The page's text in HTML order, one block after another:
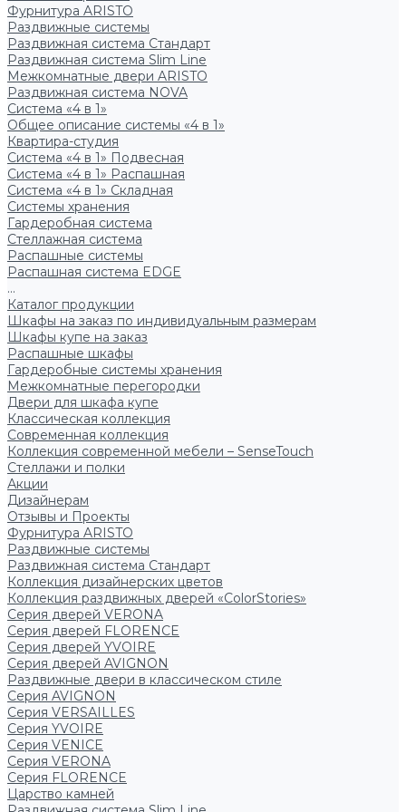
Фурнитура ARISTO
Раздвижные системы
Раздвижная система Стандарт
Раздвижная система Slim Line
Межкомнатные двери ARISTO
Раздвижная система NOVA
Система «4 в 1»
Общее описание системы «4 в 1»
Квартира-студия
Система «4 в 1» Подвесная
Система «4 в 1» Распашная
Система «4 в 1» Складная
Системы хранения
Гардеробная система
Стеллажная система
Распашные системы
Распашная система EDGE
...
Каталог продукции
Шкафы на заказ по индивидуальным размерам
Шкафы купе на заказ
Распашные шкафы
Гардеробные системы хранения
Межкомнатные перегородки
Двери для шкафа купе
Классическая коллекция
Современная коллекция
Коллекция современной мебели – SenseTouch
Стеллажи и полки
Акции
Дизайнерам
Отзывы и Проекты
Фурнитура ARISTO
Раздвижные системы
Раздвижная система Стандарт
Коллекция дизайнерских цветов
Коллекция раздвижных дверей «ColorStories»
Серия дверей VERONA
Серия дверей FLORENCE
Серия дверей YVOIRE
Серия дверей AVIGNON
Раздвижные двери в классическом стиле
Серия AVIGNON
Серия VERSAILLES
Серия YVOIRE
Серия VENICE
Серия VERONA
Серия FLORENCE
Царство камней